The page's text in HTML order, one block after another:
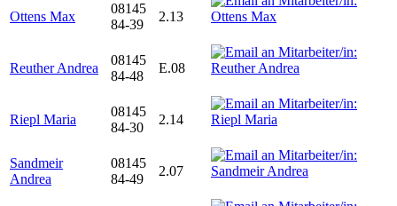
Ottens Max
08145
84-39
2.13
Reuther Andrea
08145
84-48
E.08
Riepl Maria
08145
84-30
2.14
Sandmeir
Andrea
08145
84-49
2.07